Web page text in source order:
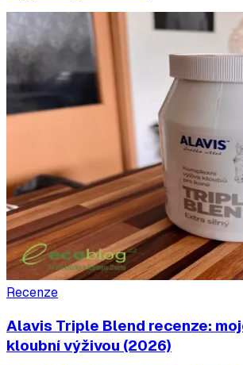
Recenze
Alavis Triple Blend recenze:
kloubní výživou (2026)